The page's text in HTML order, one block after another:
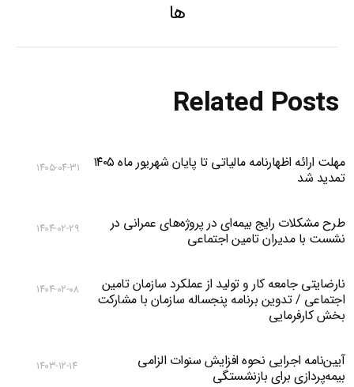
post:ها
Related Posts
مهلت ارائه اظهارنامه مالیاتی تا پایان شهریور ماه ۱۴۰۵
تمدید شد
۱۴۰۵-۰۴-۳۱
طرح مشکلات رایج بیمه‌ای در پروژه‌های عمرانی در
نشست با مدیران تامین اجتماعی
۱۴۰۴-۰۲-۲۹
نارضایتی جامعه کار و تولید از عملکرد سازمان تامین
اجتماعی / تدوین برنامه پنجساله سازمان با مشارکت
بخش کارفرمایی
۱۴۰۴-۰۲-۰۸
آیین‌نامه اجرایی نحوه افزایش سنوات الزامی
بیمه‌پردازی برای بازنشستگی
۱۴۰۳-۱۲-۱۴